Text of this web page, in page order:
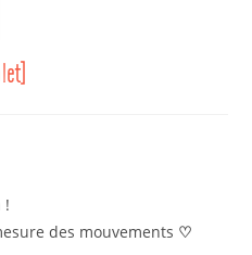
!
des mouvements ♡